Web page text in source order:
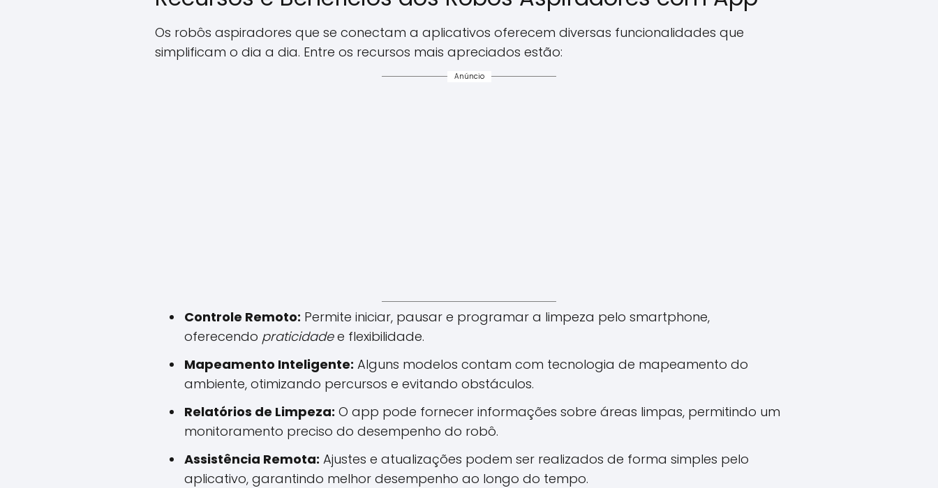
Os robôs aspiradores que se conectam a aplicativos oferecem diversas funcionalidades que
simplificam o dia a dia. Entre os recursos mais apreciados estão:
Anúncio
Controle Remoto: Permite iniciar, pausar e programar a limpeza pelo smartphone,
oferecendo praticidadee flexibilidade.
Mapeamento Inteligente: Alguns modelos contam com tecnologia de mapeamento do
ambiente, otimizando percursos e evitando obstáculos.
Relatórios de Limpeza: O app pode fornecer informações sobre áreas limpas, permitindo um
monitoramento preciso do desempenho do robô.
Assistência Remota: Ajustes e atualizações podem ser realizados de forma simples pelo
aplicativo, garantindo melhor desempenho ao longo do tempo.